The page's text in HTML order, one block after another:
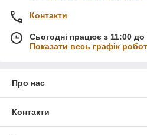
Контакти
Сьогодні працює з 11:00 до
Показати весь графік
Про нас
Контакти